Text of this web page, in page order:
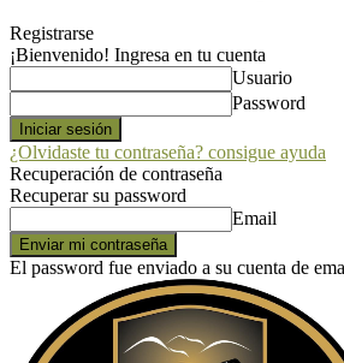
Registrarse
¡Bienvenido! Ingresa en tu cuenta
Usuario
Password
¿Olvidaste tu contraseña? consigue ayuda
Recuperación de contraseña
Recuperar su password
Email
El password fue enviado a su cuenta de